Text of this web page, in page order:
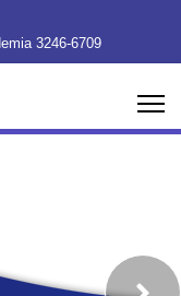
3246-6709